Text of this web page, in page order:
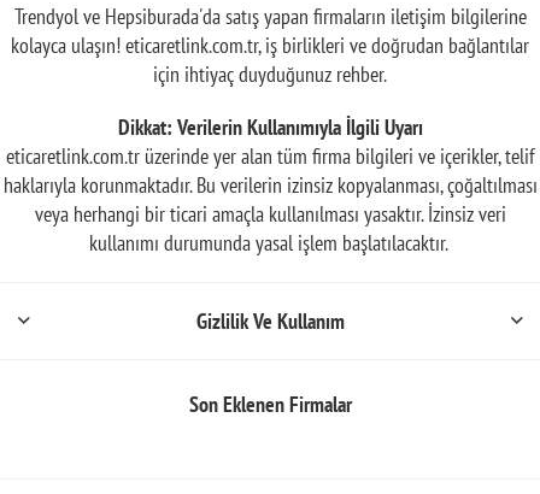
Trendyol ve Hepsiburada'da satış yapan firmaların iletişim bilgilerine
kolayca ulaşın! eticaretlink.com.tr, iş birlikleri ve doğrudan bağlantılar
için ihtiyaç duyduğunuz rehber.
Dikkat: Verilerin Kullanımıyla İlgili Uyarı
eticaretlink.com.tr üzerinde yer alan tüm firma bilgileri ve içerikler, telif
haklarıyla korunmaktadır. Bu verilerin izinsiz kopyalanması, çoğaltılması
veya herhangi bir ticari amaçla kullanılması yasaktır. İzinsiz veri
kullanımı durumunda yasal işlem başlatılacaktır.
Gizlilik Ve Kullanım
Son Eklenen Firmalar